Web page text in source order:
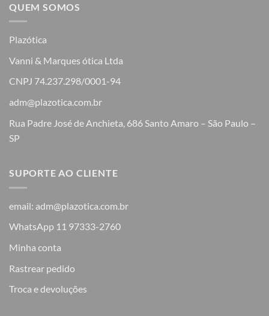
QUEM SOMOS
Plazótica
Vanni & Marques ótica Ltda
CNPJ 74.237.298/0001-94
adm@plazotica.com.br
Rua Padre José de Anchieta, 686 Santo Amaro – São Paulo –
SP
SUPORTE AO CLIENTE
email: adm@plazotica.com.br
WhatsApp 11 97333-2760
Minha conta
Rastrear pedido
Troca e devoluções